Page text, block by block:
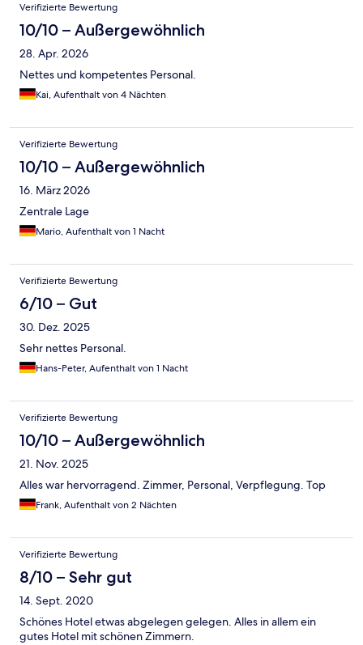
Verifizierte Bewertung
10/10 – Außergewöhnlich
28. Apr. 2026
Nettes und kompetentes Personal.
Kai, Aufenthalt von 4 Nächten
Verifizierte Bewertung
10/10 – Außergewöhnlich
16. März 2026
Zentrale Lage
Mario, Aufenthalt von 1 Nacht
Verifizierte Bewertung
6/10 – Gut
30. Dez. 2025
Sehr nettes Personal.
Hans-Peter, Aufenthalt von 1 Nacht
Verifizierte Bewertung
10/10 – Außergewöhnlich
21. Nov. 2025
Alles war hervorragend. Zimmer, Personal, Verpflegung. Top
Frank, Aufenthalt von 2 Nächten
Verifizierte Bewertung
8/10 – Sehr gut
14. Sept. 2020
Schönes Hotel etwas abgelegen gelegen. Alles in allem ein
gutes Hotel mit schönen Zimmern.